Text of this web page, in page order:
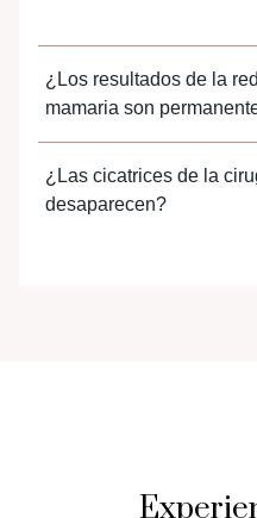
¿Los resultados de la
mamaria son
¿Las cicatrices de la
desaparecen?